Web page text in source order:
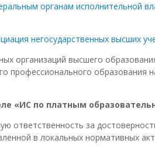
органам исполнительной
негосударственных высших
организаций высшего
профессионального образования
«ИС по платным
ответственность за
в локальных нормативных